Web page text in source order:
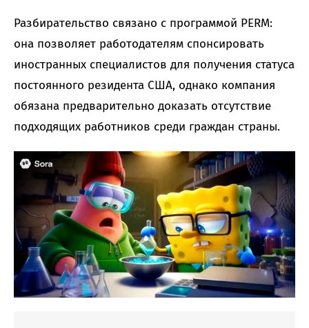
Разбирательство связано с программой PERM:
она позволяет работодателям спонсировать
иностранных специалистов для получения статуса
постоянного резидента США, однако компания
обязана предварительно доказать отсутствие
подходящих работников среди граждан страны.